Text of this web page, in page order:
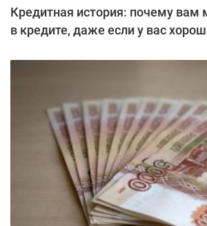
Кредитная история: почему вам
в кредите, даже если у вас